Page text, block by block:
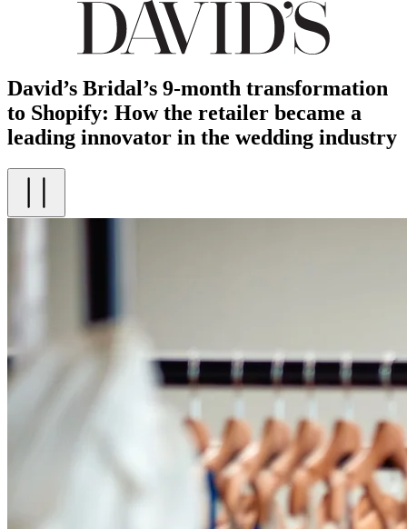
David’s Bridal’s 9-month transformation
to Shopify: How the retailer became a
leading innovator in the wedding industry